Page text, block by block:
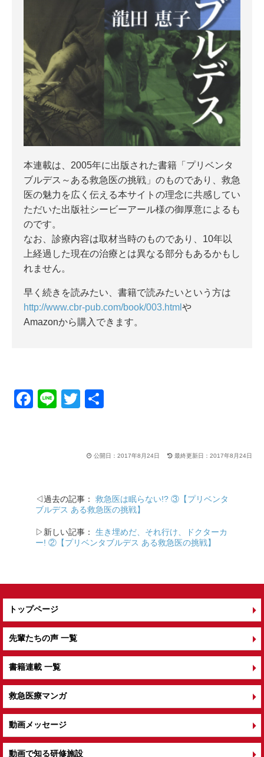
本連載は、2005年に出版された書籍「プリベンタ
ブルデス～ある救急医の挑戦」のものであり、救急
医の魅力を広く伝える本サイトの理念に共感してい
ただいた出版社シービーアール様の御厚意によるも
のです。
なお、診療内容は取材当時のものであり、10年以
上経過した現在の治療とは異なる部分もあるかもし
れません。
早く続きを読みたい、書籍で読みたいという方は
http://www.cbr-pub.com/book/003.html や
Amazonから購入できます。
F
o
o
k
Li
T
er公開日：2017年8月24日 最終更新日：2017年8月24日
◁過去の記事： 救急医は眠らない!? ③【プリベンタ
ブルデス ある救急医の挑戦】
▷新しい記事： 生き埋めだ、それ行け、ドクターカ
ー! ②【プリベンタブルデス ある救急医の挑戦】
トップページ
先輩たちの声 一覧
書籍連載 一覧
救急医療マンガ
動画メッセージ
動画で知る研修施設